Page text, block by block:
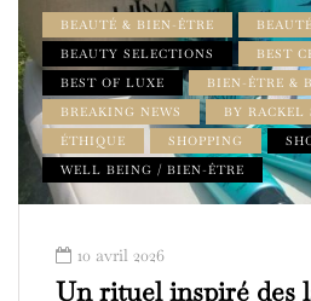
BEAUTÉ & BIEN-ÊTRE
BEAUTY SELECTIONS
BEST
BEST OF LUXE
BIEN-ÊTRE &
BREAKING NEWS
BY RACKEL
ÉTHIQUE
SHOPPING
WELL BEING / BIEN-ÊTRE
10 avril 2026
Un rituel inspiré des